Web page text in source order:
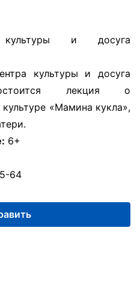
и досуга
культуры и досуга
лекция о
«Мамина кукла»,
6+
64